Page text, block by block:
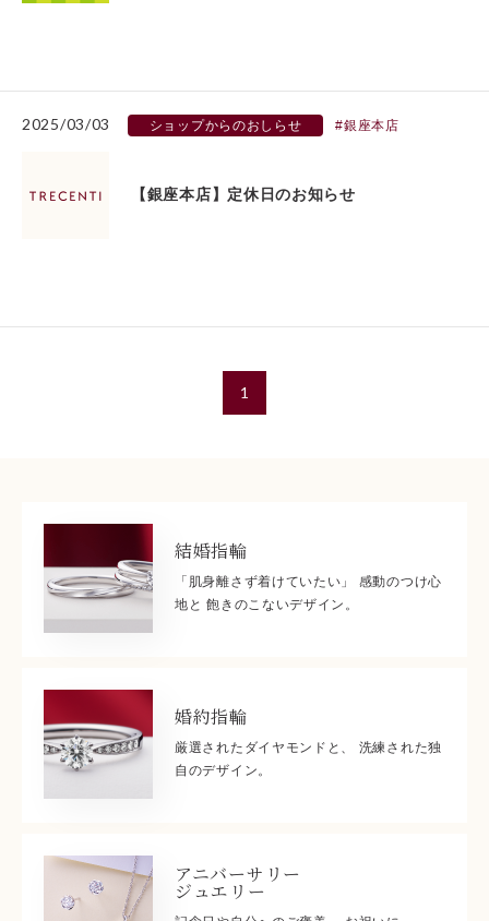
2025/03/03 ショップからのおしらせ 銀座本店
【銀座本店】定休日のお知らせ
1
結婚指輪
「肌身離さず着けていたい」 感動のつけ心
地と 飽きのこないデザイン。
婚約指輪
厳選されたダイヤモンドと、 洗練された独
自のデザイン。
アニバーサリー
ジュエリー